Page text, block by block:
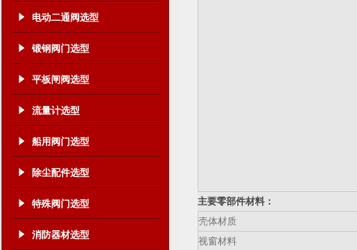
电动二通阀选型
锻钢阀门选型
平板闸阀选型
流量计选型
船用阀门选型
除尘配件选型
特殊阀门选型
消防器材选型
主要零部件材料：
壳体材质
视窗材料